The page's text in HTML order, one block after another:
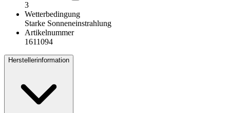
3
Wetterbedingung
Starke Sonneneinstrahlung
Artikelnummer
1611094
Herstellerinformation